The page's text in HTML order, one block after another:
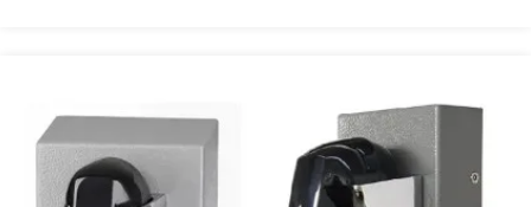
container-f7h2k9 ul.gtr-list li::before { content: ""; position: absolute; left: 0;
top: 8px; width: 8px; height: 8px; background-color: #007bff; border-radius: